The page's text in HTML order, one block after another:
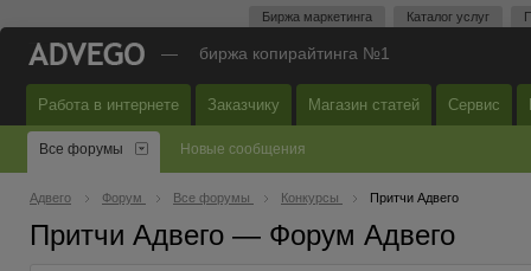
Биржа маркетинга Каталог услуг
— биржа копирайтинга №1
Работа в интернете Заказчику Магазин статей Сервис
Все форумы Новые сообщения
Адвего Форум Все форумы Конкурсы Притчи Адвего
Притчи Адвего — Форум Адвего